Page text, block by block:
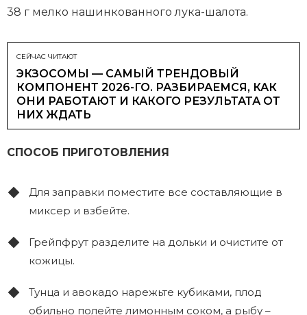
38 г мелко нашинкованного лука-шалота.
СЕЙЧАС ЧИТАЮТ
ЭКЗОСОМЫ — САМЫЙ ТРЕНДОВЫЙ
КОМПОНЕНТ 2026-ГО. РАЗБИРАЕМСЯ, КАК
ОНИ РАБОТАЮТ И КАКОГО РЕЗУЛЬТАТА ОТ
НИХ ЖДАТЬ
СПОСОБ ПРИГОТОВЛЕНИЯ
Для заправки поместите все составляющие в
миксер и взбейте.
Грейпфрут разделите на дольки и очистите от
кожицы.
Тунца и авокадо нарежьте кубиками, плод
обильно полейте лимонным соком, а рыбу –